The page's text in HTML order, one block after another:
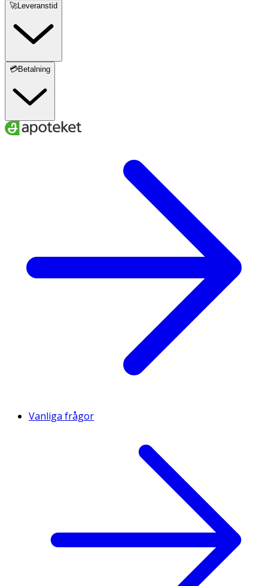
🚀Leveranstid
💳Betalning
Vanliga frågor